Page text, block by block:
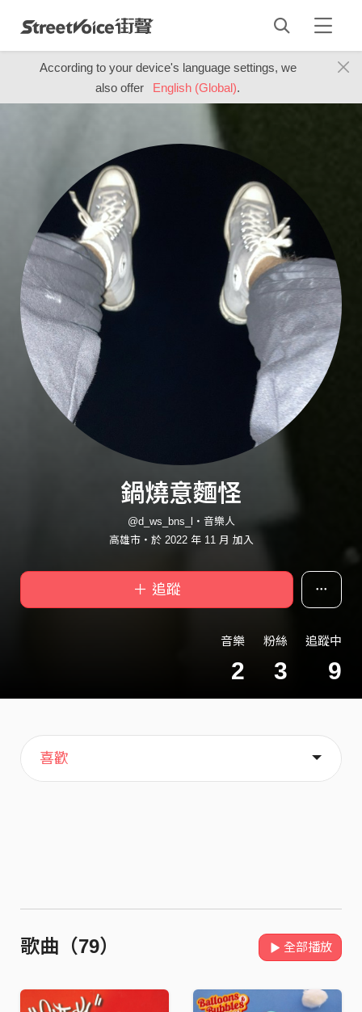
According to your device's language settings, we
also offer
English (Global).
鍋燒意麵怪
@d_ws_bns_l・音樂人
高雄市・於 2022 年 11 月 加入
＋ 追蹤
音樂
2
粉絲
3
追蹤中
9
主頁
音樂
喜歡
關於
歌曲（79） 全部播放